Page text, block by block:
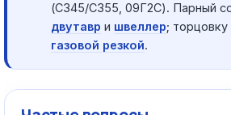
(С345/С355, 09Г2С). Парный
двутавр и швеллер;
газовой резкой.